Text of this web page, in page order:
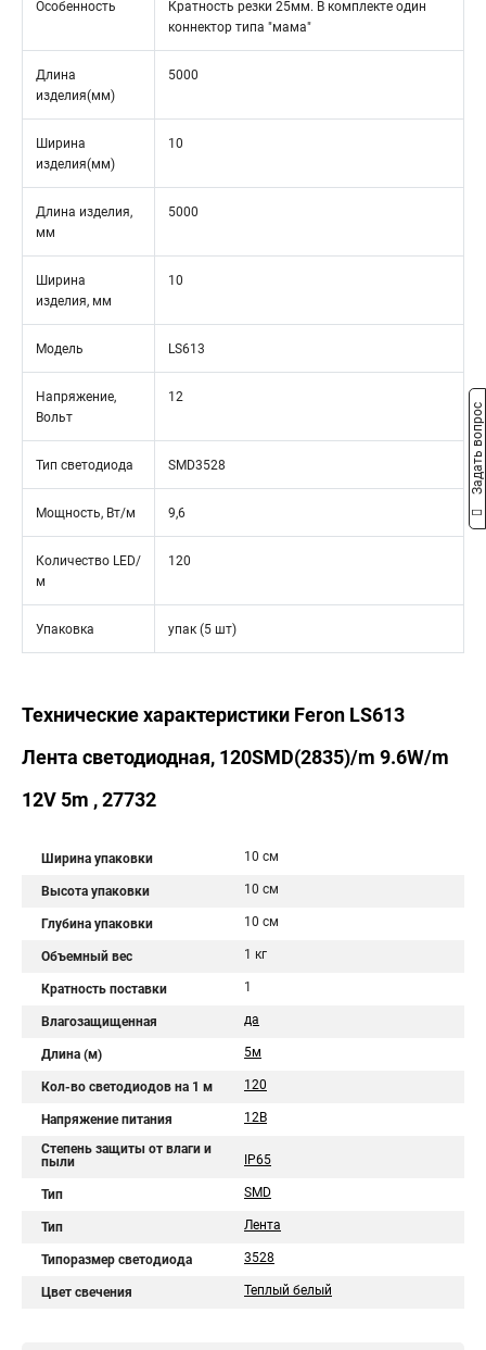
Особенность
Кратность резки 25мм. В комплекте один
коннектор типа "мама"
Длина
изделия(мм)
5000
Ширина
изделия(мм)
10
Длина изделия,
мм
5000
Ширина
изделия, мм
10
Модель LS613
Напряжение,
Вольт
12
Тип светодиода SMD3528
Мощность, Вт/м 9,6
Количество LED/
м
120
Упаковка упак (5 шт)
Технические характеристики Feron LS613
Лента светодиодная, 120SMD(2835)/m 9.6W/m
12V 5m , 27732
Ширина упаковки 10 см
Высота упаковки 10 см
Глубина упаковки 10 см
Объемный вес 1 кг
Кратность поставки 1
Влагозащищенная да
Длина (м) 5м
Кол-во светодиодов на 1 м 120
Напряжение питания 12В
Степень защиты от влаги и
пыли
IP65
Тип SMD
Тип Лента
Типоразмер светодиода 3528
Цвет свечения Теплый белый
Задать вопрос